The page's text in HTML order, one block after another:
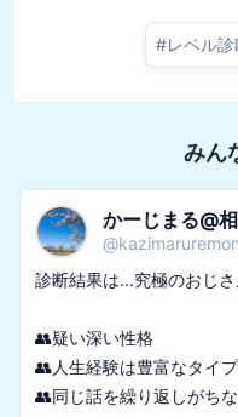
#レベル診
みん
かーじまる@
@kazimaruremon
診断結果は...究極のおじ
👥疑い深い性格
👥人生経験は豊富なタイプ